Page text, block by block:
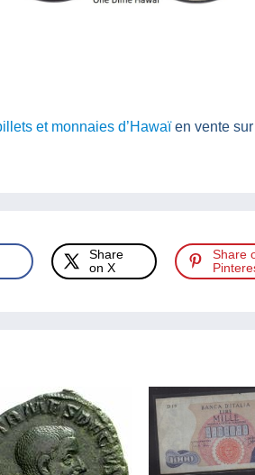
et monnaies d’Hawaïen vente sur
Share
on X
Share